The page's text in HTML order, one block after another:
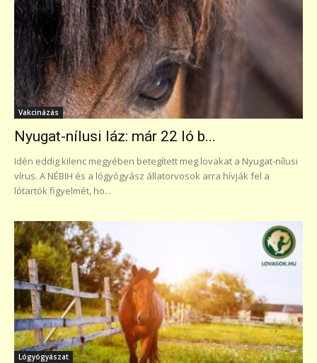
Vakcinázás
Nyugat-nílusi láz: már 22 ló b...
Idén eddig kilenc megyében betegített meg lovakat a Nyugat-nílusi
vírus. A NÉBIH és a lógyógyász állatorvosok arra hívják fel a
lótartók figyelmét, ho...
Lógyógyászat